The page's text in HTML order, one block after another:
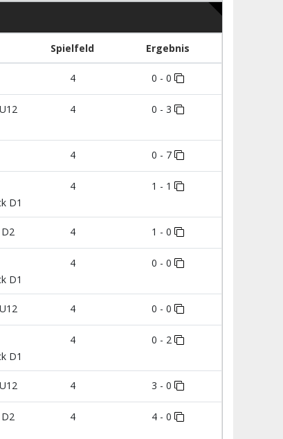
Spielfeld Ergebnis
4 0 - 0
4 0 - 3
4 0 - 7
D1
4 1 - 1
4 1 - 0
D1
4 0 - 0
4 0 - 0
D1
4 0 - 2
4 3 - 0
4 4 - 0